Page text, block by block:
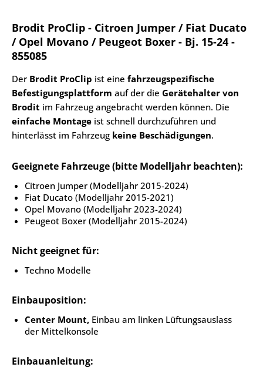
Brodit ProClip - Citroen Jumper / Fiat Ducato
/ Opel Movano / Peugeot Boxer - Bj. 15-24 -
855085
Der Brodit ProClip ist eine fahrzeugspezifische
Befestigungsplattform auf der die Gerätehalter von
Brodit im Fahrzeug angebracht werden können. Die
einfache Montage ist schnell durchzuführen und
hinterlässt im Fahrzeug keine Beschädigungen.
Geeignete Fahrzeuge (bitte Modelljahr beachten):
Citroen Jumper (Modelljahr 2015-2024)
Fiat Ducato (Modelljahr 2015-2021)
Opel Movano (Modelljahr 2023-2024)
Peugeot Boxer (Modelljahr 2015-2024)
Nicht geeignet für:
Techno Modelle
Einbauposition:
Center Mount, Einbau am linken Lüftungsauslass
der Mittelkonsole
Einbauanleitung: